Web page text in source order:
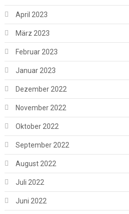
April 2023
März 2023
Februar 2023
Januar 2023
Dezember 2022
November 2022
Oktober 2022
September 2022
August 2022
Juli 2022
Juni 2022